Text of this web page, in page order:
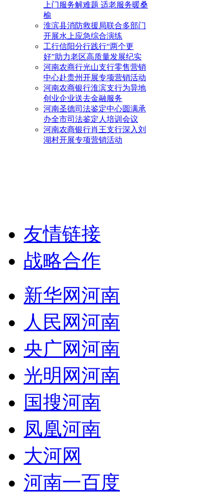
上门服务解难题 适老服务暖桑
榆
淮滨县消防救援局联合多部门
开展水上应急综合演练
工行信阳分行践行“两个更
好”助力老区高质量发展纪实
河南农商行光山支行零售营销
中心赴贵州开展专项营销活动
河南农商银行淮滨支行为异地
创业企业送去金融服务
河南圣德司法鉴定中心圆满承
办全市司法鉴定人培训会议
河南农商银行肖王支行深入刘
湖村开展专项营销活动
友情链接
战略合作
新华网河南
人民网河南
央广网河南
光明网河南
国搜河南
凤凰河南
大河网
河南一百度